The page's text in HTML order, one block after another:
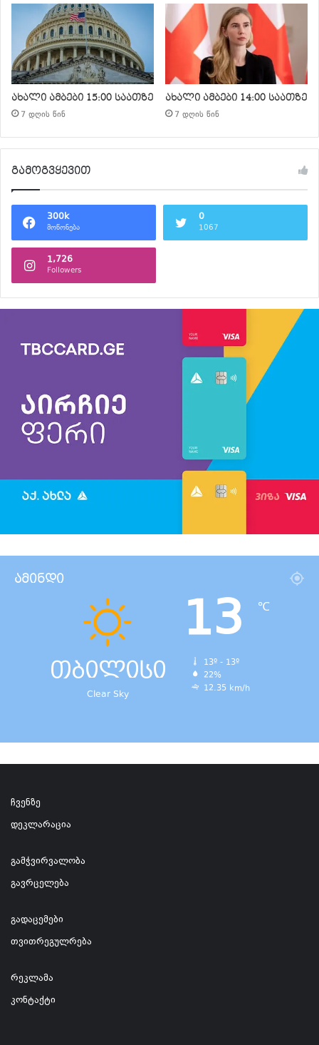
ახალი ამბები 15:00 საათზე
7 დღის წინ
ახალი ამბები 14:00 საათზე
7 დღის წინ
გამოგვყევით
300k
მოწონება
0
1067
1,726
Followers
ამინდი
თბილისი
Clear Sky
13 ℃
13º - 13º
22%
12.35 km/h
ჩვენზე
დეკლარაცია
გამჭვირვალობა
გავრცელება
გადაცემები
თვითრეგულრება
რეკლამა
კონტაქტი